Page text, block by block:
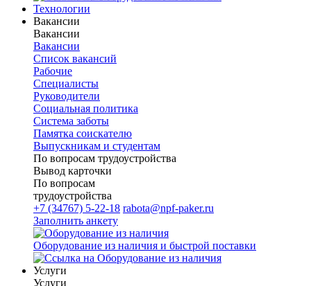
Технологии
Вакансии
Вакансии
Вакансии
Список вакансий
Рабочие
Специалисты
Руководители
Cоциальная политика
Система заботы
Памятка соискателю
Выпускникам и студентам
По вопросам трудоустройства
Вывод карточки
По вопросам
трудоустройства
+7 (34767) 5-22-18 rabota@npf-paker.ru
Заполнить анкету
Оборудование из наличия и быстрой поставки
Услуги
Услуги